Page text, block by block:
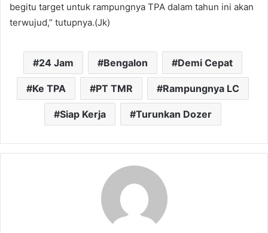
begitu target untuk rampungnya TPA dalam tahun ini akan
terwujud,” tutupnya.(Jk)
24 Jam Bengalon Demi Cepat
Ke TPA PT TMR Rampungnya LC
Siap Kerja Turunkan Dozer